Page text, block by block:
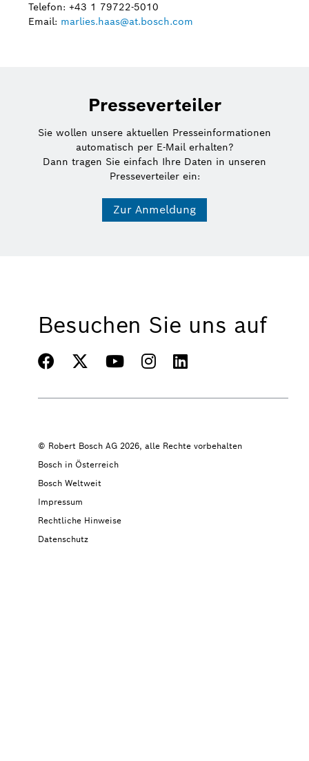
Telefon: +43 1 79722-5010
Email: marlies.haas@at.bosch.com
Presseverteiler
Sie wollen unsere aktuellen Presseinformationen
automatisch per E-Mail erhalten?
Dann tragen Sie einfach Ihre Daten in unseren
Presseverteiler ein:
Zur Anmeldung
Besuchen Sie uns auf
© Robert Bosch AG 2026, alle Rechte vorbehalten
Bosch in Österreich
Bosch Weltweit
Impressum
Rechtliche Hinweise
Datenschutz